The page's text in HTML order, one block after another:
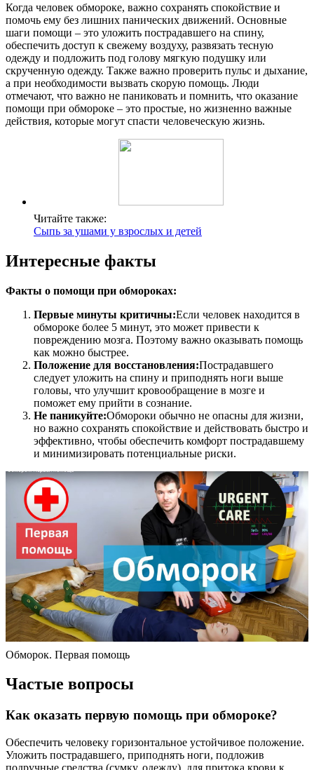
Когда человек обмороке, важно сохранять спокойствие и
помочь ему без лишних панических движений. Основные
шаги помощи – это уложить пострадавшего на спину,
обеспечить доступ к свежему воздуху, развязать тесную
одежду и подложить под голову мягкую подушку или
скрученную одежду. Также важно проверить пульс и дыхание,
а при необходимости вызвать скорую помощь. Люди
отмечают, что важно не паниковать и помнить, что оказание
помощи при обмороке – это простые, но жизненно важные
действия, которые могут спасти человеческую жизнь.
Читайте также:
Сыпь за ушами у взрослых и детей
Интересные факты
Факты о помощи при обмороках:
Первые минуты критичны:Если человек находится в
обмороке более 5 минут, это может привести к
повреждению мозга. Поэтому важно оказывать помощь
как можно быстрее.
Положение для восстановления:Пострадавшего
следует уложить на спину и приподнять ноги выше
головы, что улучшит кровообращение в мозге и
поможет ему прийти в сознание.
Не паникуйте:Обмороки обычно не опасны для жизни,
но важно сохранять спокойствие и действовать быстро и
эффективно, чтобы обеспечить комфорт пострадавшему
и минимизировать потенциальные риски.
Обморок. Первая помощь
Частые вопросы
Как оказать первую помощь при обмороке?
Обеспечить человеку горизонтальное устойчивое положение.
Уложить пострадавшего, приподнять ноги, подложив
подручные средства (сумку, одежду), для притока крови к